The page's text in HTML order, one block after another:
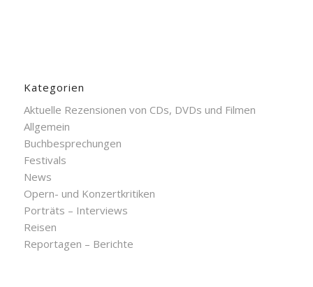
Kategorien
Aktuelle Rezensionen von CDs, DVDs und Filmen
Allgemein
Buchbesprechungen
Festivals
News
Opern- und Konzertkritiken
Porträts – Interviews
Reisen
Reportagen – Berichte